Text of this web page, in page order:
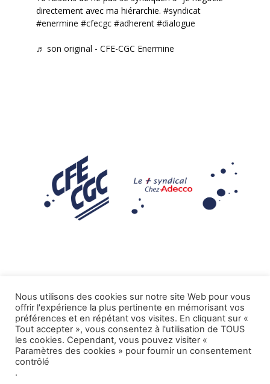
directement avec ma hiérarchie. #syndicat
#enermine #cfecgc #adherent #dialogue
♬ son original - CFE-CGC Enermine
Mentions légales
Tous droits réservés CFE-CGC ADECCO.
Nous utilisons des cookies sur notre site Web pour vous
offrir l'expérience la plus pertinente en mémorisant vos
préférences et en répétant vos visites. En cliquant sur «
Tout accepter », vous consentez à l'utilisation de TOUS
les cookies. Cependant, vous pouvez visiter «
Paramètres des cookies » pour fournir un consentement
contrôlé
.